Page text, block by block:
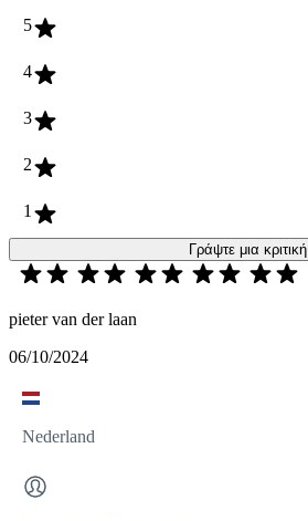
5
4
3
2
1
Γράψτε μια κριτική
pieter van der laan
06/10/2024
Nederland